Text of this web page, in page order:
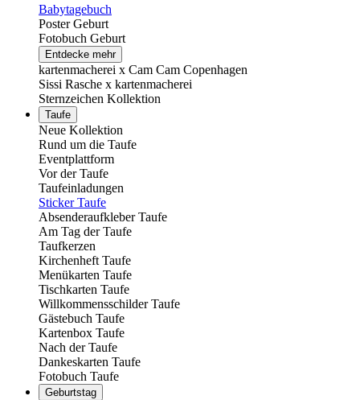
Babytagebuch
Poster Geburt
Fotobuch Geburt
Entdecke mehr
kartenmacherei x Cam Cam Copenhagen
Sissi Rasche x kartenmacherei
Sternzeichen Kollektion
Taufe
Neue Kollektion
Rund um die Taufe
Eventplattform
Vor der Taufe
Taufeinladungen
Sticker Taufe
Absenderaufkleber Taufe
Am Tag der Taufe
Taufkerzen
Kirchenheft Taufe
Menükarten Taufe
Tischkarten Taufe
Willkommensschilder Taufe
Gästebuch Taufe
Kartenbox Taufe
Nach der Taufe
Dankeskarten Taufe
Fotobuch Taufe
Geburtstag